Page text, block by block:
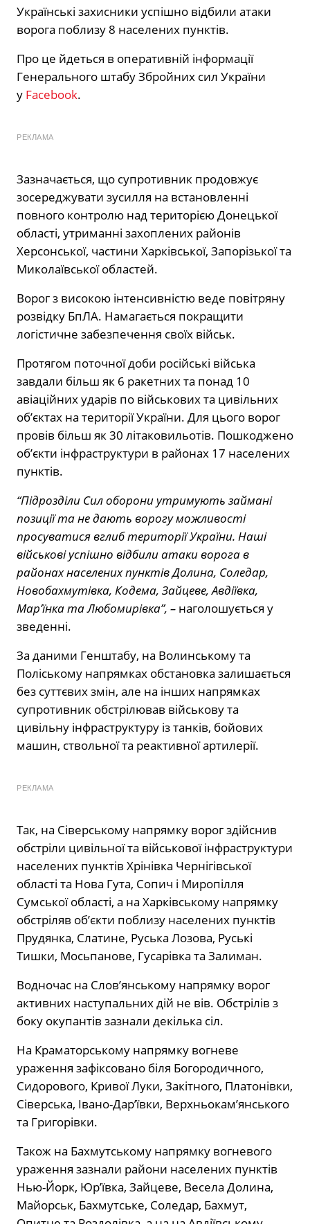
Українські захисники успішно відбили атаки
ворога поблизу 8 населених пунктів.
Про це йдеться в оперативній інформації
Генерального штабу Збройних сил України
у Facebook.
РЕКЛАМА
Зазначається, що супротивник продовжує
зосереджувати зусилля на встановленні
повного контролю над територією Донецької
області, утриманні захоплених районів
Херсонської, частини Харківської, Запорізької та
Миколаївської областей.
Ворог з високою інтенсивністю веде повітряну
розвідку БпЛА. Намагається покращити
логістичне забезпечення своїх військ.
Протягом поточної доби російські війська
завдали більш як 6 ракетних та понад 10
авіаційних ударів по військових та цивільних
об’єктах на території України. Для цього ворог
провів більш як 30 літаковильотів. Пошкоджено
об’єкти інфраструктури в районах 17 населених
пунктів.
“Підрозділи Сил оборони утримують займані
позиції та не дають ворогу можливості
просуватися вглиб території України. Наші
військові успішно відбили атаки ворога в
районах населених пунктів Долина, Соледар,
Новобахмутівка, Кодема, Зайцеве, Авдіївка,
Мар’їнка та Любомирівка”, – наголошується у
зведенні.
За даними Генштабу, на Волинському та
Поліському напрямках обстановка залишається
без суттєвих змін, але на інших напрямках
супротивник обстрілював військову та
цивільну інфраструктуру із танків, бойових
машин, ствольної та реактивної артилерії.
РЕКЛАМА
Так, на Сіверському напрямку ворог здійснив
обстріли цивільної та військової інфраструктури
населених пунктів Хрінівка Чернігівської
області та Нова Гута, Сопич і Миропілля
Сумської області, а на Харківському напрямку
обстріляв об’єкти поблизу населених пунктів
Прудянка, Слатине, Руська Лозова, Руські
Тишки, Мосьпанове, Гусарівка та Залиман.
Водночас на Слов’янському напрямку ворог
активних наступальних дій не вів. Обстрілів з
боку окупантів зазнали декілька сіл.
На Краматорському напрямку вогневе
ураження зафіксовано біля Богородичного,
Сидорового, Кривої Луки, Закітного, Платонівки,
Сіверська, Івано-Дар’ївки, Верхньокам’янського
та Григорівки.
Також на Бахмутському напрямку вогневого
ураження зазнали райони населених пунктів
Нью-Йорк, Юр’ївка, Зайцеве, Весела Долина,
Майорськ, Бахмутське, Соледар, Бахмут,